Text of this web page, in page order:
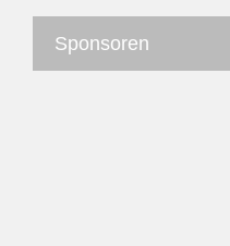
Sponsoren